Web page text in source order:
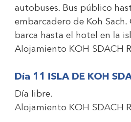
autobuses. Bus público
embarcadero de Koh
barca hasta el hotel en la
Alojamiento KOH SDACH
Día 11 ISLA DE KOH
Día libre.
Alojamiento KOH SDACH